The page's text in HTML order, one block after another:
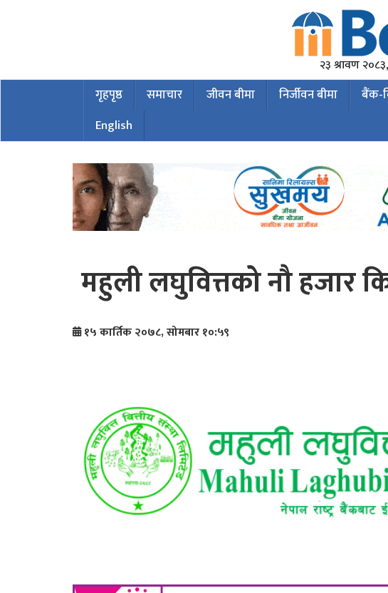
२३ श्रावण
गृहपृष्ठ समाचार जीवन बीमा निर्जीवन बीमा बैंक-
English
महुली लघुवित्तको नौ हजार
१५ कार्तिक २०७८, सोमबार १०:५९